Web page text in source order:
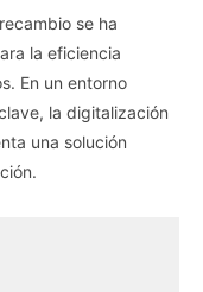
se ha
la eficiencia
En un entorno
la digitalización
una solución